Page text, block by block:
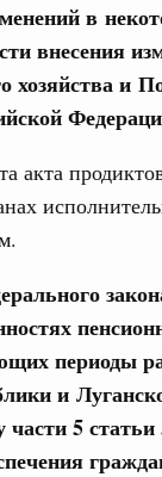
в
внесения
хозяйства и
акта
периоды
и
5 статьи
четверг
год,
четверг
год,
четверг